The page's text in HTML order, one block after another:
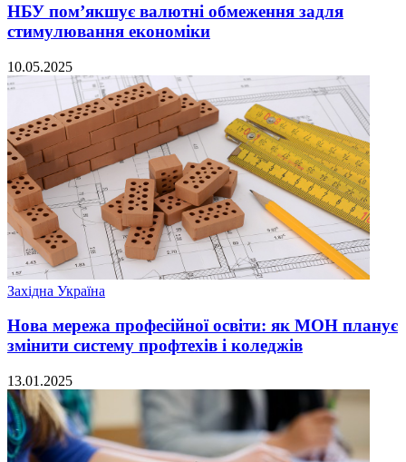
НБУ пом’якшує валютні обмеження задля
стимулювання економіки
10.05.2025
Західна Україна
Нова мережа професійної освіти: як МОН планує
змінити систему профтехів і коледжів
13.01.2025